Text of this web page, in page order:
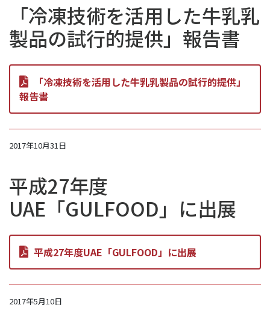
「冷凍技術を活用した牛乳乳
製品の試行的提供」報告書
「冷凍技術を活用した牛乳乳製品の試行的提供」
報告書
2017年10月31日
平成27年度
UAE「GULFOOD」に出展
平成27年度UAE「GULFOOD」に出展
2017年5月10日